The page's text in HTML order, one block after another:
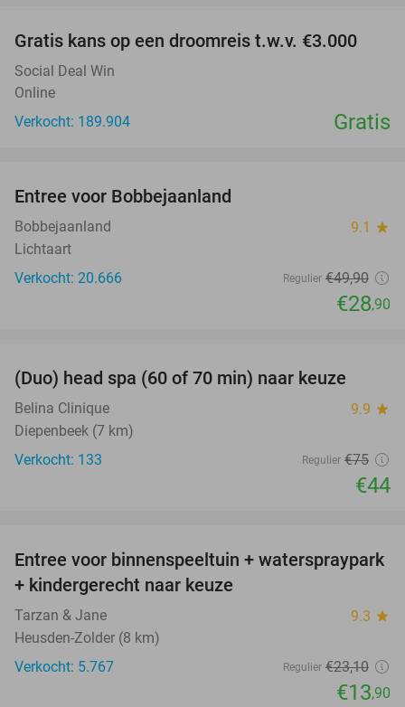
Gratis kans op een droomreis t.w.v. €3.000
Social Deal Win
Online
Verkocht: 189.904
Gratis
Entree voor Bobbejaanland
Bobbejaanland 9.1 star
Lichtaart
Verkocht: 20.666
Regulier €49,90
€28,90
(Duo) head spa (60 of 70 min) naar keuze
Belina Clinique 9.9 star
Diepenbeek (7 km)
Verkocht: 133
Regulier €75
€44
40%
Entree voor binnenspeeltuin + waterspraypark
+ kindergerecht naar keuze
Tarzan & Jane 9.3 star
Heusden-Zolder (8 km)
Verkocht: 5.767
Regulier €23,10
€13,90